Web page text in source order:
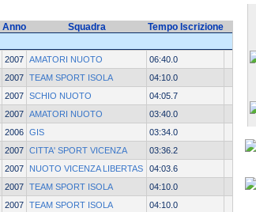
Anno Squadra
Tempo Iscrizione
2007 AMATORI NUOTO
06:40.0
2007 TEAM SPORT ISOLA
04:10.0
2007 SCHIO NUOTO
04:05.7
2007 AMATORI NUOTO
03:40.0
2006 GIS
03:34.0
2007 CITTA' SPORT VICENZA
03:36.2
2007 NUOTO VICENZA LIBERTAS
04:03.6
2007 TEAM SPORT ISOLA
04:10.0
2007 TEAM SPORT ISOLA 04:10.0